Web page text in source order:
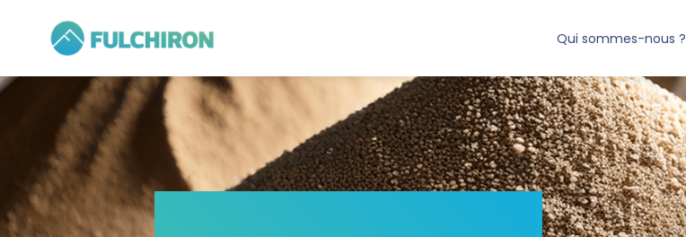
Qui sommes-nous ?